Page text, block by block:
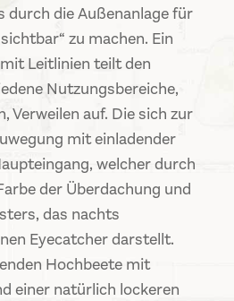
durch die Außenanlage für
zu machen. Ein
Leitlinien teilt den
Nutzungsbereiche,
Verweilen auf. Die sich zur
mit einladender
welcher durch
der Überdachung und
das nachts
Eyecatcher darstellt.
Hochbeete mit
einer natürlich lockeren